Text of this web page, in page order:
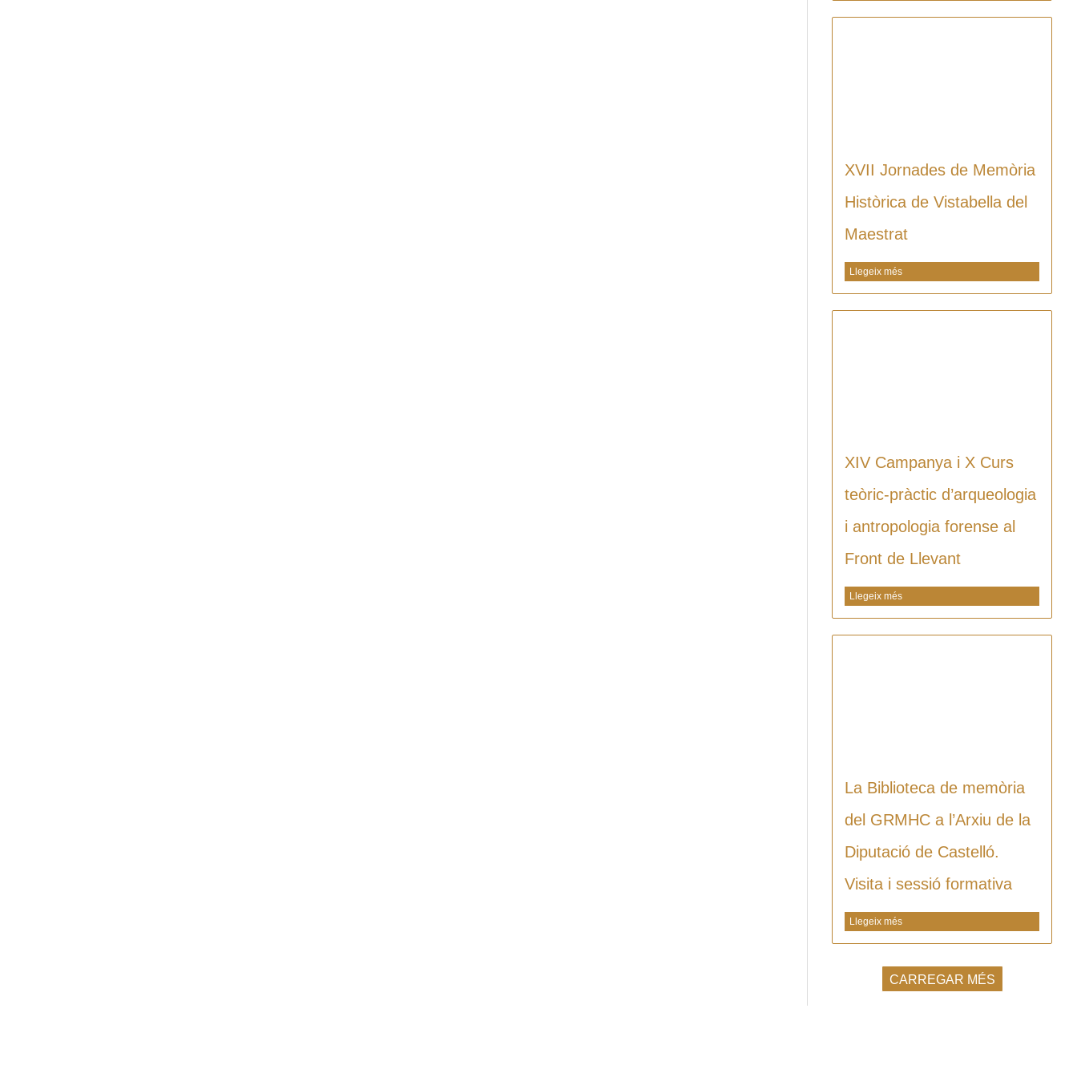
XVII Jornades de Memòria
Històrica de Vistabella del
Maestrat
Llegeix més
XIV Campanya i X Curs
teòric-pràctic d’arqueologia
i antropologia forense al
Front de Llevant
Llegeix més
La Biblioteca de memòria
del GRMHC a l’Arxiu de la
Diputació de Castelló.
Visita i sessió formativa
Llegeix més
CARREGAR MÉS